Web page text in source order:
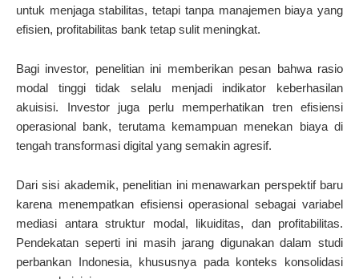
untuk menjaga stabilitas, tetapi tanpa manajemen biaya yang
efisien, profitabilitas bank tetap sulit meningkat.
Bagi investor, penelitian ini memberikan pesan bahwa rasio
modal tinggi tidak selalu menjadi indikator keberhasilan
akuisisi. Investor juga perlu memperhatikan tren efisiensi
operasional bank, terutama kemampuan menekan biaya di
tengah transformasi digital yang semakin agresif.
Dari sisi akademik, penelitian ini menawarkan perspektif baru
karena menempatkan efisiensi operasional sebagai variabel
mediasi antara struktur modal, likuiditas, dan profitabilitas.
Pendekatan seperti ini masih jarang digunakan dalam studi
perbankan Indonesia, khususnya pada konteks konsolidasi